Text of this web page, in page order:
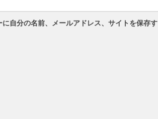
自分の名前、メールアドレス、サイトを保存す